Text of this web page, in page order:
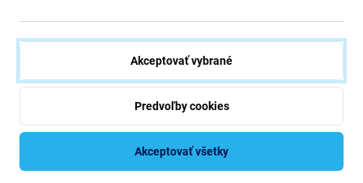
Originálny ľavý alebo pravý Apple AirPod
Testovaný zvuk, mikrofón, senzory a batéria
Dostupné v triede A+, A, B a C
Jednoduché párovanie s vašimi existujúcimi
AirPods
Akceptovať vybrané
Predvoľby cookies
Akceptovať všetky